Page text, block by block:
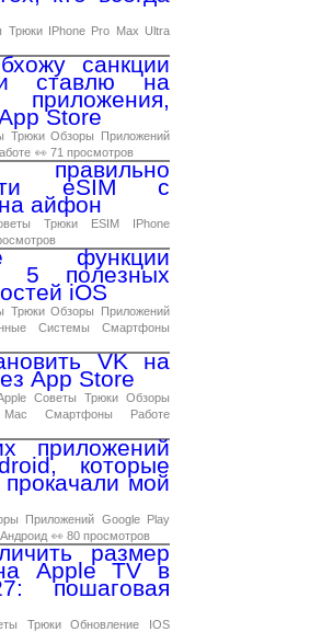
Трюки IPhone Pro Max Ultra
санкции
ставлю на
Store
Трюки Обзоры
Приложений
👀 71 просмотров
eSIM с
айфон
Трюки ESIM
IPhone
функции
5 полезных
iOS
Трюки Обзоры
Приложений
Системы
Смартфоны
VK на
App Store
Советы Трюки Обзоры
Mac Смартфоны
Работе
приложений
которые
мой
Приложений Google
Play
Андроид 👀 80 просмотров
размер
Apple TV в
пошаговая
Трюки Обновление
IOS